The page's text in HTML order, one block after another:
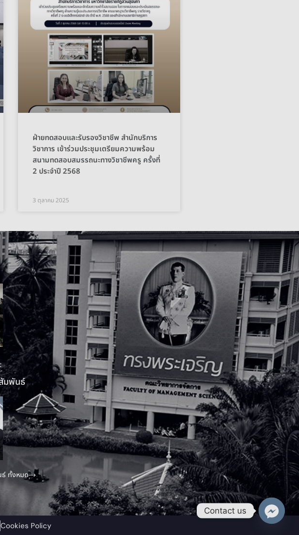
ฝ่ายทดสอบและรับรองวิชาชีพ สำนักบริการ
วิชาการ เข้าร่วมประชุมเตรียมความพร้อม
สนามทดสอบสมรรถนะทางวิชาชีพครู ครั้งที่
2 ประจำปี 2568
3 ตุลาคม 2025
มพันธ์
ธ์ ทั้งหมด
Cookies Policy
Contact us